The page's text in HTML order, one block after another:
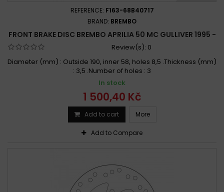
REFERENCE: F163-68B40717
BRAND: BREMBO
FRONT BRAKE DISC BREMBO APRILIA 50 MC GULLIVER 1995 -
Review(s): 0
Diameter (mm) : Outside 190, inner 58, holes 8,5 .Thickness (mm)
: 3,5 .Number of holes : 3
In stock
1 500,40 Kč
Add to cart More
Add to Compare